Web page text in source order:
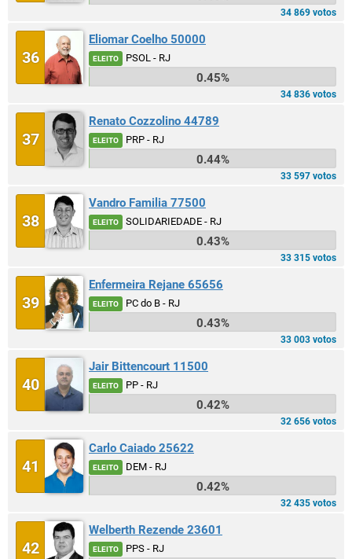
34 869 votos
36
Eliomar Coelho 50000
ELEITO PSOL - RJ
0.45%
34 836 votos
37
Renato Cozzolino 44789
ELEITO PRP - RJ
0.44%
33 597 votos
38
Vandro Familia 77500
ELEITO SOLIDARIEDADE - RJ
0.43%
33 315 votos
39
Enfermeira Rejane 65656
ELEITO PC do B - RJ
0.43%
33 003 votos
40
Jair Bittencourt 11500
ELEITO PP - RJ
0.42%
32 656 votos
41
Carlo Caiado 25622
ELEITO DEM - RJ
0.42%
32 435 votos
42
Welberth Rezende 23601
ELEITO PPS - RJ